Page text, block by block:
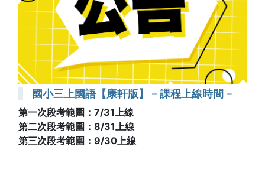
國小三上國語【康軒版】－課程上線時間－
第一次段考範圍：7/31上線
第二次段考範圍：8/31上線
第三次段考範圍：9/30上線